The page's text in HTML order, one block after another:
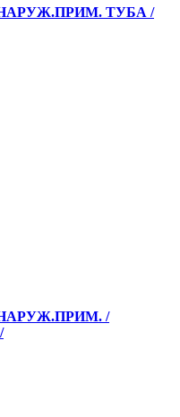
ТУБА /
/